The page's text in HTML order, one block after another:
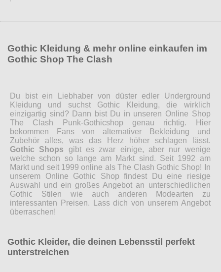
Gothic Kleidung & mehr online einkaufen im
Gothic Shop The Clash
Du bist ein Liebhaber von düster edler Underground
Kleidung und suchst Gothic Kleidung, die wirklich
einzigartig sind? Dann bist Du in unseren Online Shop
The Clash Punk-Gothicshop genau richtig. Hier
bekommen Fans von alternativer Bekleidung und
Zubehör alles, was das Herz höher schlagen lässt.
Gothic Shops gibt es zwar einige, aber nur wenige
welche schon so lange am Markt sind. Seit 1992 am
Markt und seit 1999 online als The Clash Gothic Shop! In
unserem Online Gothic Shop findest Du eine riesige
Auswahl und ein großes Angebot an unterschiedlichen
Gothic Stilen wie auch anderen Modearten zu
interessanten Preisen. Lass dich von unserem Angebot
überraschen!
Gothic Kleider, die deinen Lebensstil perfekt
unterstreichen